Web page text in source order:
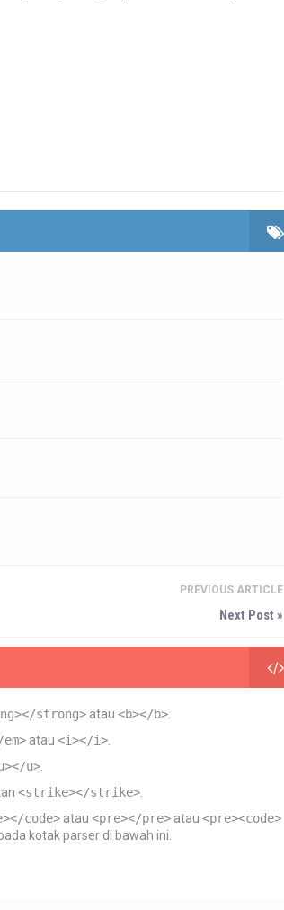
PREVIOUS ARTICLE
Next Post »
strong> atau <b></b>
atau <i></i>
u>
<strike></strike>
code> atau <pre></pre> atau <pre><code>
kotak parser di bawah ini.